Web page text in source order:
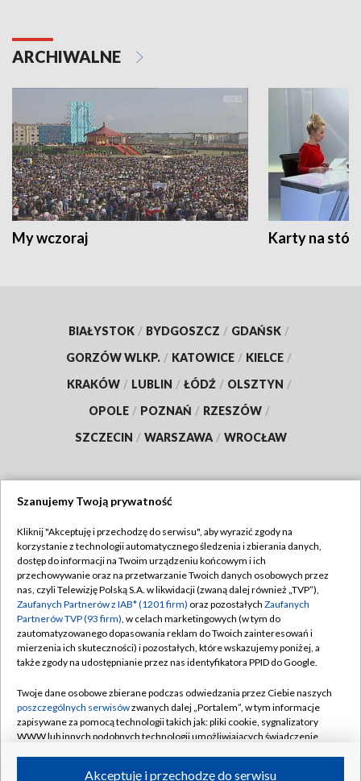
ARCHIWALNE
My wczoraj Karty na
BIAŁYSTOK / BYDGOSZCZ / GDAŃSK /
GORZÓW WLKP. / KATOWICE / KIELCE /
KRAKÓW / LUBLIN / ŁÓDŹ / OLSZTYN /
OPOLE / POZNAŃ / RZESZÓW /
SZCZECIN / WARSZAWA / WROCŁAW
TVP
Abonament TVP
Emisja w TVP
Centrum informacji TVP
Naziemna Telewizja Cyfrowa
Rada Programowa
System NOS
Informacje o nadawcy
Regulamin TVP
Polityka prywatności
Moje zgody
Pomoc
Kontakt
Kanały
Szanujemy Twoją prywatność
Kliknij "Akceptuję i przechodzę do serwisu", aby wyrazić zgody na
korzystanie z technologii automatycznego śledzenia i zbierania danych,
dostęp do informacji na Twoim urządzeniu końcowym i ich
przechowywanie oraz na przetwarzanie Twoich danych osobowych przez
nas, czyli Telewizję Polską S.A. w likwidacji (zwaną dalej również „TVP”),
Zaufanych Partnerów z IAB* (1201 firm) oraz pozostałych Zaufanych
Partnerów TVP (93 firm), w celach marketingowych (w tym do
zautomatyzowanego dopasowania reklam do Twoich zainteresowań i
mierzenia ich skuteczności) i pozostałych, które wskazujemy poniżej, a
także zgody na udostępnianie przez nas identyfikatora PPID do Google.
Twoje dane osobowe zbierane podczas odwiedzania przez Ciebie naszych
poszczególnych serwisówzwanych dalej „Portalem”, w tym informacje
zapisywane za pomocą technologii takich jak: pliki cookie, sygnalizatory
WWW lub innych podobnych technologii umożliwiających świadczenie
Akceptuję i przechodzę do serwisu